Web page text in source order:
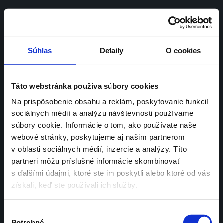
Súhlas Detaily O cookies
Táto webstránka používa súbory cookies
Na prispôsobenie obsahu a reklám, poskytovanie funkcií
sociálnych médií a analýzu návštevnosti používame
súbory cookie. Informácie o tom, ako používate naše
webové stránky, poskytujeme aj našim partnerom
v oblasti sociálnych médií, inzercie a analýzy. Títo
partneri môžu príslušné informácie skombinovať
s ďalšími údajmi, ktoré ste im poskytli alebo ktoré od vás
získali, keď ste používali ich služby.
SK | EN
Paris fashion
week na Námestí
Slobody
slovenská značka,